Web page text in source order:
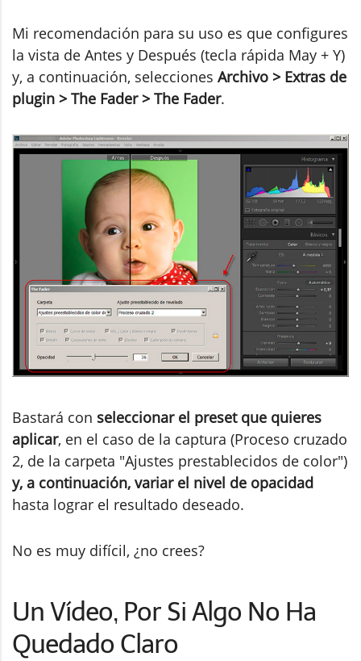
Mi recomendación para su uso es que configures
la vista de Antes y Después (tecla rápida May + Y)
y, a continuación, selecciones Archivo > Extras de
plugin > The Fader > The Fader.
Bastará con seleccionar el preset que quieres
aplicar, en el caso de la captura (Proceso cruzado
2, de la carpeta "Ajustes prestablecidos de color")
y, a continuación, variar el nivel de opacidad
hasta lograr el resultado deseado.
No es muy difícil, ¿no crees?
Un Vídeo, Por Si Algo No Ha
Quedado Claro